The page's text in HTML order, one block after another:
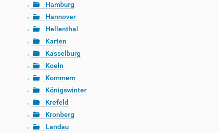
Hamburg
Hannover
Hellenthal
Karten
Kasselburg
Koeln
Kommern
Königswinter
Krefeld
Kronberg
Landau